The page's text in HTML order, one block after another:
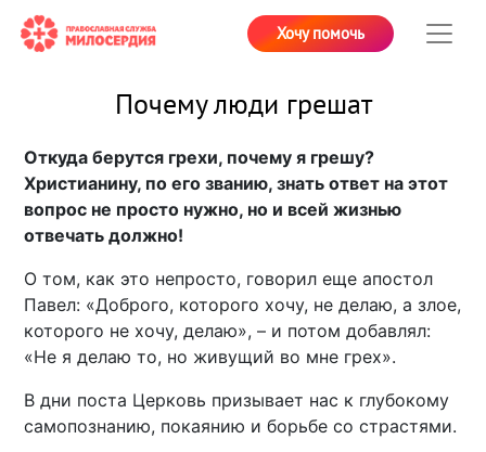
Хочу помочь
Почему люди грешат
Откуда берутся грехи, почему я грешу?
Христианину, по его званию, знать ответ на этот
вопрос не просто нужно, но и всей жизнью
отвечать должно!
О том, как это непросто, говорил еще апостол
Павел: «Доброго, которого хочу, не делаю, а злое,
которого не хочу, делаю», – и потом добавлял:
«Не я делаю то, но живущий во мне грех».
В дни поста Церковь призывает нас к глубокому
самопознанию, покаянию и борьбе со страстями.